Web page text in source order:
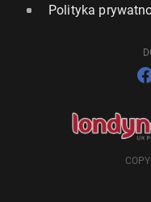
Polityka